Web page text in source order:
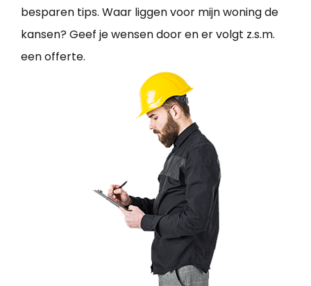
besparen tips. Waar liggen voor mijn woning de
kansen? Geef je wensen door en er volgt z.s.m.
een offerte.